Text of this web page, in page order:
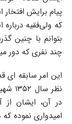
پیام برایش افتخار
که ولی‌فقیه
بتوانم با چنین
چند نفری که دور
این امر سابقه ای
نظر
در آن، ایشان از
امیدواری نموده